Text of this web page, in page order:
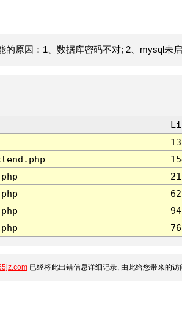
原因：1、数据库密码不对; 2、mysql未启
13
62
94
76
已经将此出错信息详细记录, 由此给您带来的访